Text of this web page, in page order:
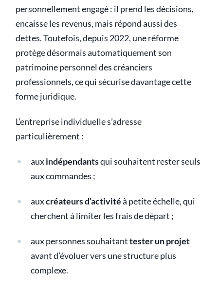
personnellement engagé : il prend les décisions,
encaisse les revenus, mais répond aussi des
dettes. Toutefois, depuis 2022, une réforme
protège désormais automatiquement son
patrimoine personnel des créanciers
professionnels, ce qui sécurise davantage cette
forme juridique.
L’entreprise individuelle s’adresse
particulièrement :
auxindépendantsqui souhaitent rester seuls
aux commandes ;
auxcréateurs d’activitéà petite échelle, qui
cherchent à limiter les frais de départ ;
aux personnes souhaitanttester un projet
avant d’évoluer vers une structure plus
complexe.